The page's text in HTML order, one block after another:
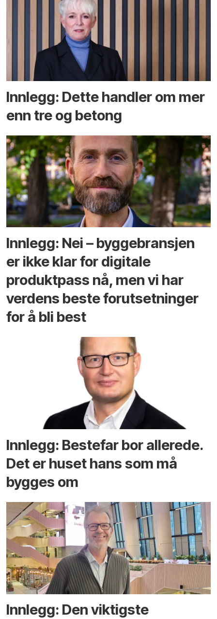
Innlegg: Dette handler om mer
enn tre og betong
Innlegg: Nei – byggebransjen
er ikke klar for digitale
produktpass nå, men vi har
verdens beste forutsetninger
for å bli best
Innlegg: Bestefar bor allerede.
Det er huset hans som må
bygges om
Innlegg: Den viktigste